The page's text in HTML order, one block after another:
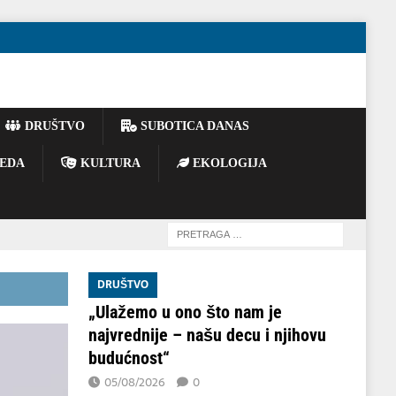
DRUŠTVO SUBOTICA DANAS
KULTURA EKOLOGIJA
DRUŠTVO
„Ulažemo u ono što nam je
najvrednije – našu decu i njihovu
budućnost“
05/08/2026 0